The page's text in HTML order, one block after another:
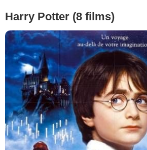
Harry Potter (8 films)